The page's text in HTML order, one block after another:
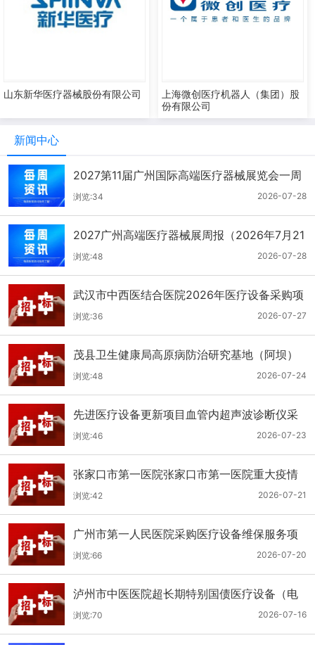
山东新华医疗器械股份有限公司
上海微创医疗机器人（集团）股
份有限公司
新闻中心
2027第11届广州国际高端医疗器械展览会一周
报（7.22-7.28）
2026-07-28
浏览:34
2027广州高端医疗器械展周报（2026年7月21
-27日）
2026-07-28
浏览:48
武汉市中西医结合医院2026年医疗设备采购项
目三十三公开招标公告
2026-07-27
浏览:36
茂县卫生健康局高原病防治研究基地（阿坝）
手术、急救及生命支持类医疗设备购置项目招
标公告
2026-07-24
浏览:48
先进医疗设备更新项目血管内超声波诊断仪采
购（三次）公开招标公告
2026-07-23
浏览:46
张家口市第一医院张家口市第一医院重大疫情
救治基地手术室及重症监护室医疗设备采购项
目更正公告
2026-07-21
浏览:42
广州市第一人民医院采购医疗设备维保服务项
目（2026年第1批）(二次)（项目编号：GZSY-
2026FW-06）采购更正公告
2026-07-20
浏览:66
泸州市中医医院超长期特别国债医疗设备（电
子胃肠镜系统）采购更正公告（第二次）2026-07-16
浏览:70